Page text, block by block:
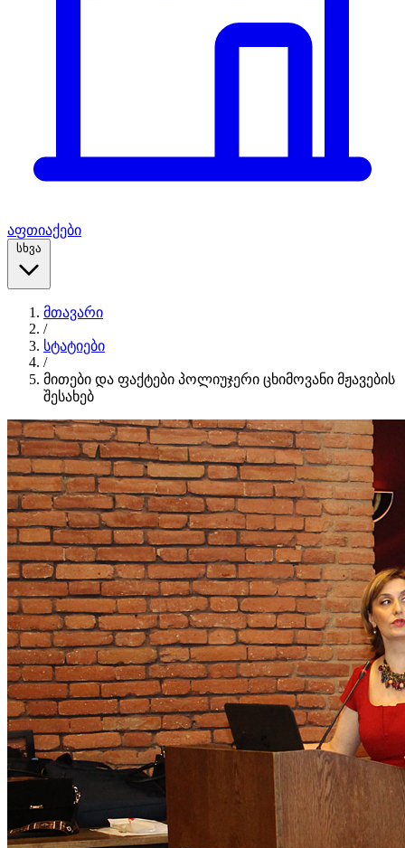
აფთიაქები
სხვა
მთავარი
/
სტატიები
/
მითები და ფაქტები პოლიუჯერი ცხიმოვანი მჟავების
შესახებ